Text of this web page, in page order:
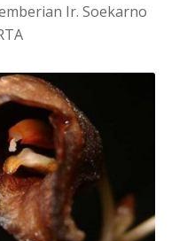
Ir. Soekarno